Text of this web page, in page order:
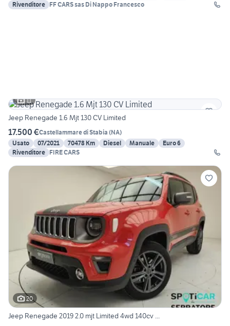
Rivenditore FF CARS sas Di Nappo Francesco
11
Jeep Renegade 1.6 Mjt 130 CV Limited
17.500 €Castellammare di Stabia (NA)
Usato
07/2021 70478 Km Diesel Manuale
Euro 6
Rivenditore FIRE CARS
20
Jeep Renegade 2019 2.0 mjt Limited 4wd 140cv ...